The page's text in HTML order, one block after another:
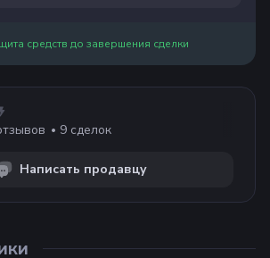
средств до завершения сделки
9 сделок
Написать продавцу